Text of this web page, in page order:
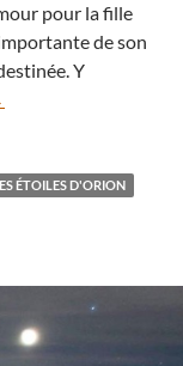
pour la fille
de son
Y
étoiles d’Orion, un
ÉTOILES D'ORION